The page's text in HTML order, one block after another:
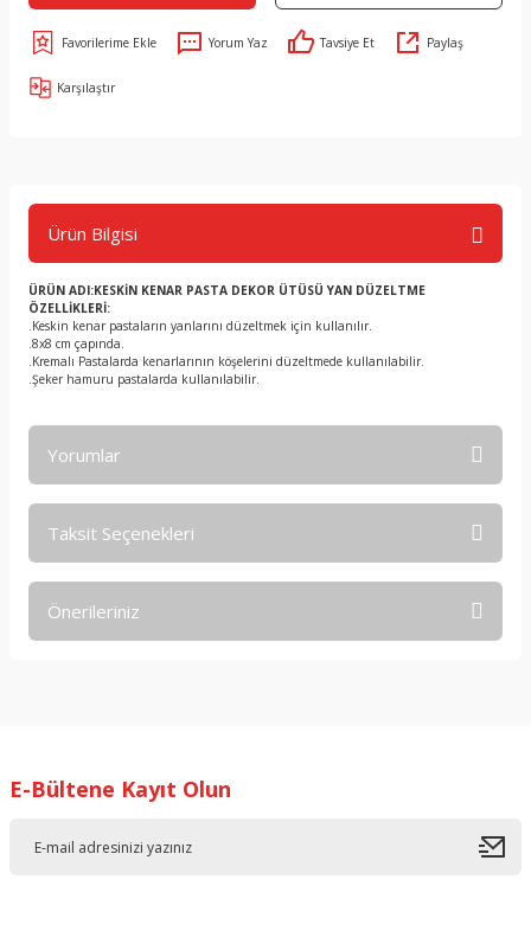
Yorum Yaz Tavsiye Et Paylaş
Karşılaştır
Ürün Bilgisi
ÜRÜN ADI:KESKİN KENAR PASTA DEKOR ÜTÜSÜ YAN DÜZELTME
ÖZELLİKLERİ:
.Keskin kenar pastaların yanlarını düzeltmek için kullanılır.
.8x8 cm çapında.
.Kremalı Pastalarda kenarlarının köşelerini düzeltmede kullanılabilir.
.Şeker hamuru pastalarda kullanılabilir.
Yorumlar
Taksit Seçenekleri
Önerileriniz
Ürün resmi kalitesiz, bozuk veya görüntülenemiyor.
E-Bültene Kayıt Olun